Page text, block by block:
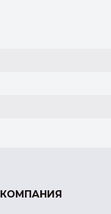
КОМПАНИЯ